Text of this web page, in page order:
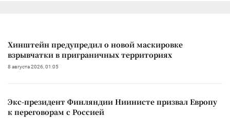
Хинштейн предупредил о новой маскировке
взрывчатки в приграничных территориях
8 августа 2026, 01:05
Экс-президент Финляндии Ниинисте призвал Европу
к переговорам с Россией